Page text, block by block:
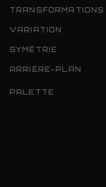
TRANSFORMATIONS
VARIATION
SYMÉTRIE
ARRIÈRE-PLAN
PALETTE